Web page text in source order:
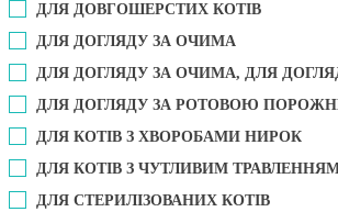
ДЛЯ ДОВГОШЕРСТИХ КОТІВ
ДЛЯ ДОГЛЯДУ ЗА ОЧИМА
ДЛЯ ДОГЛЯДУ ЗА ОЧИМА, ДЛЯ
ДЛЯ ДОГЛЯДУ ЗА РОТОВОЮ
ДЛЯ КОТІВ З ХВОРОБАМИ НИРОК
ДЛЯ КОТІВ З ЧУТЛИВИМ
ДЛЯ СТЕРИЛІЗОВАНИХ КОТІВ